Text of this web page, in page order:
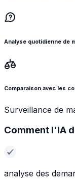
Analyse quotidienne de
Comparaison avec les
Surveillance de
Comment l'IA
analyse des